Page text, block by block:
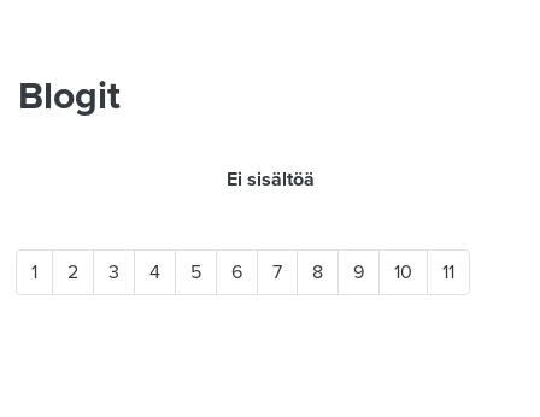
Blogit
Ei sisältöä
1 2 3 4 5 6 7 8 9 10 11